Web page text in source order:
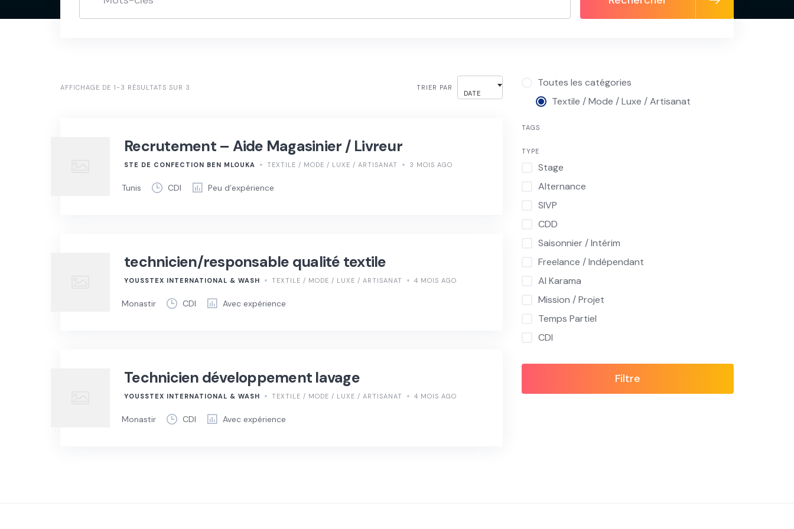
AFFICHAGE DE 1-3 RÉSULTATS SUR 3 TRIER PAR
DATE
Recrutement – Aide Magasinier / Livreur
STE DE CONFECTION BEN MLOUKA TEXTILE / MODE / LUXE / ARTISANAT 3 MOIS AGO
Tunis CDI Peu d’expérience
technicien/responsable qualité textile
YOUSSTEX INTERNATIONAL & WASH TEXTILE / MODE / LUXE / ARTISANAT 4 MOIS AGO
Monastir CDI Avec expérience
Technicien développement lavage
YOUSSTEX INTERNATIONAL & WASH TEXTILE / MODE / LUXE / ARTISANAT 4 MOIS AGO
Monastir CDI Avec expérience
Toutes les catégories
Textile / Mode / Luxe / Artisanat
TAGS
TYPE
Stage
Alternance
SIVP
CDD
Saisonnier / Intérim
Freelance / Indépendant
Al Karama
Mission / Projet
Temps Partiel
CDI
Filtre